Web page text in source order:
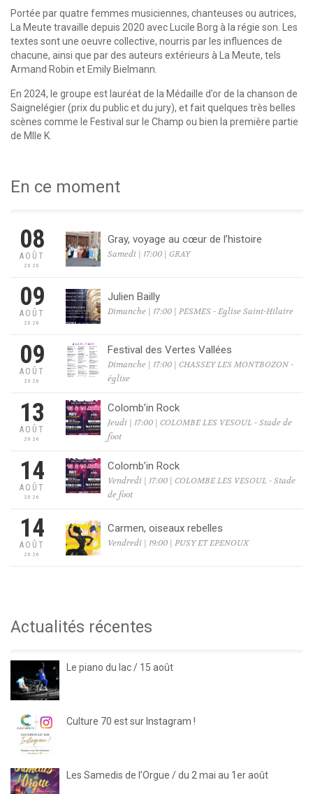
Portée par quatre femmes musiciennes, chanteuses ou autrices,
La Meute travaille depuis 2020 avec Lucile Borg à la régie son. Les
textes sont une oeuvre collective, nourris par les influences de
chacune, ainsi que par des auteurs extérieurs à La Meute, tels
Armand Robin et Emily Bielmann.
En 2024, le groupe est lauréat de la Médaille d’or de la chanson de
Saignelégier (prix du public et du jury), et fait quelques très belles
scènes comme le Festival sur le Champ ou bien la première partie
de Mlle K.
En ce moment
08
AOÛT
2026
Gray, voyage au cœur de l’histoire
Samedi | 17:00 | GRAY
09
AOÛT
2026
Julien Bailly
Dimanche | 17:00 | PESMES - Eglise Saint-Hilaire
09
AOÛT
2026
Festival des Vertes Vallées
Dimanche | 17:00 | CHASSEY LES MONTBOZON -
église
13
AOÛT
2026
Colomb’in Rock
Jeudi | 17:00 | COLOMBE LES VESOUL - Stade de
foot
14
AOÛT
2026
Colomb’in Rock
Vendredi | 17:00 | COLOMBE LES VESOUL - Stade
de foot
14
AOÛT
2026
Carmen, oiseaux rebelles
Vendredi | 19:00 | PUSY ET EPENOUX
Actualités récentes
Le piano du lac / 15 août
Culture 70 est sur Instagram !
Les Samedis de l’Orgue / du 2 mai au 1er août